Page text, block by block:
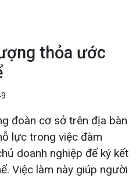
thỏa ước
đoàn cơ sở trên địa bàn
lực trong việc đàm
doanh nghiệp để ký kết
Việc làm này giúp người